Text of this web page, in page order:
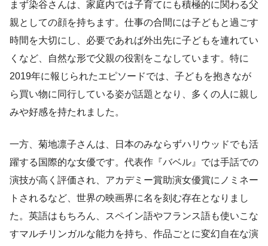
まず染谷さんは、家庭内では子育てにも積極的に関わる父
親としての顔を持ちます。仕事の合間には子どもと過ごす
時間を大切にし、必要であれば外出先に子どもを連れてい
くなど、自然な形で父親の役割をこなしています。特に
2019年に報じられたエピソードでは、子どもを抱きなが
ら買い物に同行している姿が話題となり、多くの人に親し
みや好感を持たれました。
一方、菊地凛子さんは、日本のみならずハリウッドでも活
躍する国際的な女優です。代表作『バベル』では手話での
演技が高く評価され、アカデミー賞助演女優賞にノミネー
トされるなど、世界の映画界に名を刻む存在となりまし
た。英語はもちろん、スペイン語やフランス語も使いこな
すマルチリンガルな能力を持ち、作品ごとに変幻自在な演